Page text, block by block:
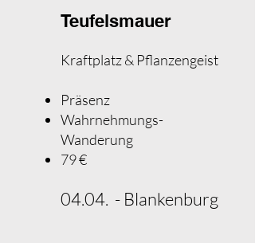
Teufelsmauer
Kraftplatz & Pflanzengeist
Präsenz
Wahrnehmungs-
Wanderung
79 €​
04.04. - Blankenburg